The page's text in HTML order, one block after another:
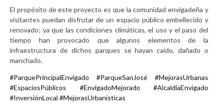
El propósito de este proyecto es que la comunidad envigadeña y
visitantes puedan disfrutar de un espacio público embellecido y
renovado; ya que las condiciones climáticas, el uso y el paso del
tiempo han provocado que algunos elementos de la
infraestructura de dichos parques se hayan caído, dañado o
manchado.
#ParquePrincipalEnvigado #ParqueSanJosé #MejorasUrbanas
#EspaciosPúblicos #EnvigadoMejorado #AlcaldiaEnvigado
#InversiónLocal #MejorasUrbanísticas